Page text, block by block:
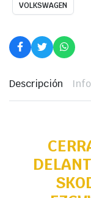
VOLKSWAGEN
Descripción